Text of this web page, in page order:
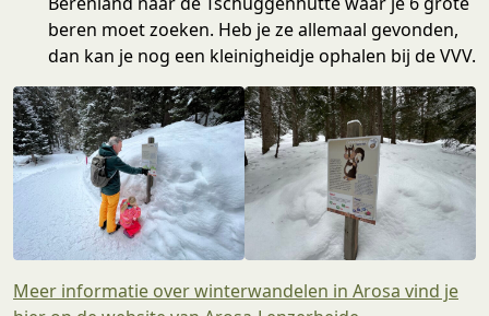
beren moet zoeken. Heb je ze allemaal gevonden,
dan kan je nog een kleinigheidje ophalen bij de VVV.
Meer informatie over winterwandelen in Arosa vind je